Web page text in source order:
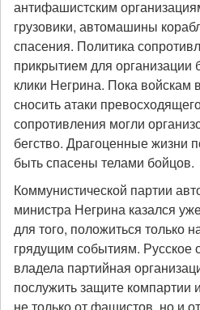
антифашистским
грузовики, автомашины
спасения. Политика
прикрытием для организации
клики Негрина. Пока войскам
сносить атаки
сопротивления могли
бегство. Драгоценные жизни
быть спасены телами бойцов.
Коммунистической партии
министра Негрина казался
для того, положиться только
грядущим событиям. Русское
владела партийная
послужить защите компартии